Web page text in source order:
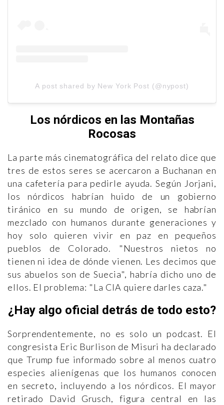
A post shared by New York Post (@nypost)
Los nórdicos en las Montañas
Rocosas
La parte más cinematográfica del relato dice que
tres de estos seres se acercaron a Buchanan en
una cafetería para pedirle ayuda. Según Jorjani,
los nórdicos habrían huido de un gobierno
tiránico en su mundo de origen, se habrían
mezclado con humanos durante generaciones y
hoy solo quieren vivir en paz en pequeños
pueblos de Colorado. "Nuestros nietos no
tienen ni idea de dónde vienen. Les decimos que
sus abuelos son de Suecia", habría dicho uno de
ellos. El problema: "La CIA quiere darles caza."
¿Hay algo oficial detrás de todo esto?
Sorprendentemente, no es solo un podcast. El
congresista Eric Burlison de Misuri ha declarado
que Trump fue informado sobre al menos cuatro
especies alienígenas que los humanos conocen
en secreto, incluyendo a los nórdicos. El mayor
retirado David Grusch, figura central en las